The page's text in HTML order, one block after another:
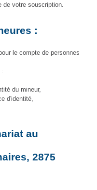
de votre souscription.
:
le compte de personnes
:
du mineur,
d'identité,
au
2875